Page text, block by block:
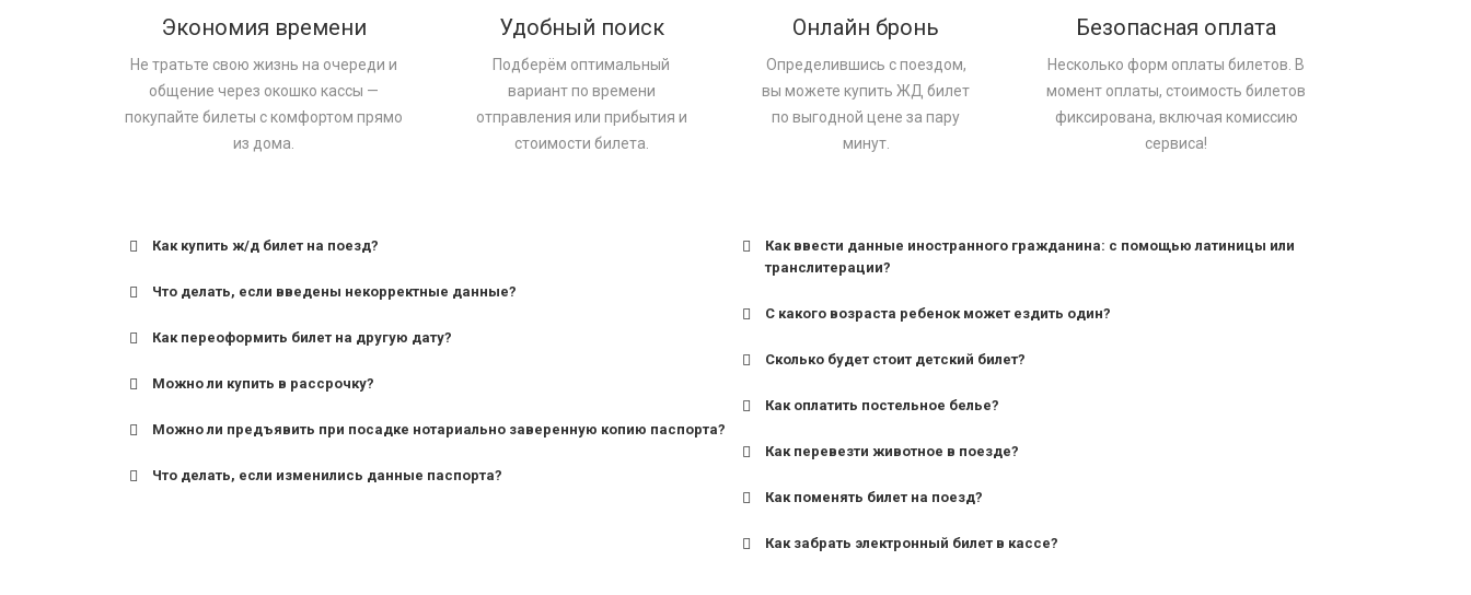
Экономия времени
Не тратьте свою жизнь на очереди и
общение через окошко кассы —
покупайте билеты с комфортом прямо
из дома.
Удобный поиск
Подберём оптимальный
вариант по времени
отправления или прибытия и
стоимости билета.
Онлайн бронь
Определившись с поездом,
вы можете купить ЖД билет
по выгодной цене за пару
минут.
Безопасная оплата
Несколько форм оплаты билетов. В
момент оплаты, стоимость билетов
фиксирована, включая комиссию
сервиса!
Как купить ж/д билет на поезд?
Что делать, если введены некорректные данные?
Как переоформить билет на другую дату?
Можно ли купить в рассрочку?
Можно ли предъявить при посадке нотариально заверенную копию паспорта?
Что делать, если изменились данные паспорта?
Как ввести данные иностранного гражданина: с помощью латиницы или
транслитерации?
С какого возраста ребенок может ездить один?
для поездов дальнего следования — от 10 лет и старше;
Сколько будет стоит детский билет?
Как оплатить постельное белье?
Как перевезти животное в поезде?
Как поменять билет на поезд?
Как забрать электронный билет в кассе?